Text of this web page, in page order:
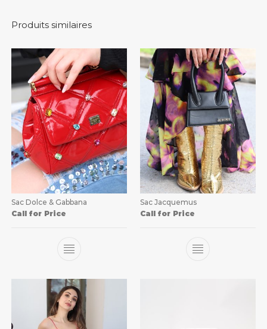
Produits similaires
Sac Dolce & Gabbana
Call for Price
Sac Jacquemus
Call for Price